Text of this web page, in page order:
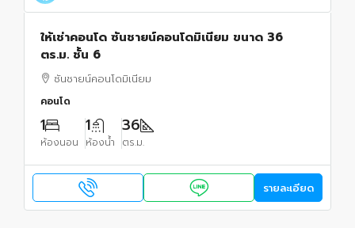
ให้เช่าคอนโด ซันชายน์คอนโดมิเนียม ขนาด 36
ตร.ม. ชั้น 6
ซันชายน์คอนโดมิเนียม
คอนโด
1
ห้องนอน
1
ห้องน้ำ
36
ตร.ม.
รายละเอียด